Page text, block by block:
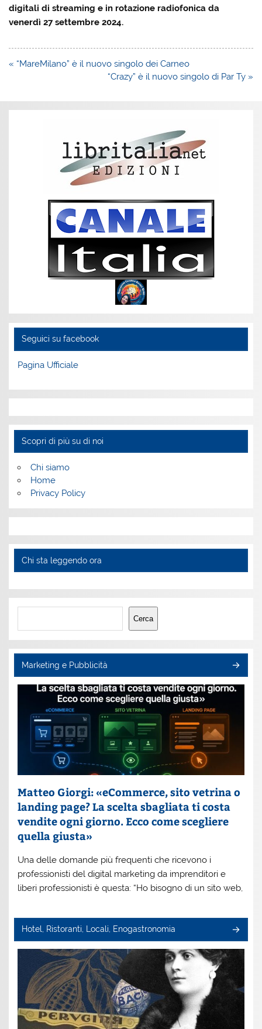
digitali di streaming e in rotazione radiofonica da
venerdì 27 settembre 2024.
Navigazione
« “MareMilano” è il nuovo singolo dei Carneo
“Crazy” è il nuovo singolo di Par Ty »
Seguici su facebook
Pagina Ufficiale
Scopri di più su di noi
Chi siamo
Home
Privacy Policy
Chi sta leggendo ora
Cerca
Cerca
Marketing e Pubblicità
Matteo Giorgi: «eCommerce, sito vetrina o
landing page? La scelta sbagliata ti costa
vendite ogni giorno. Ecco come scegliere
quella giusta»
Una delle domande più frequenti che ricevono i
professionisti del digital marketing da imprenditori e
liberi professionisti è questa: “Ho bisogno di un sito web,
Hotel, Ristoranti, Locali, Enogastronomia